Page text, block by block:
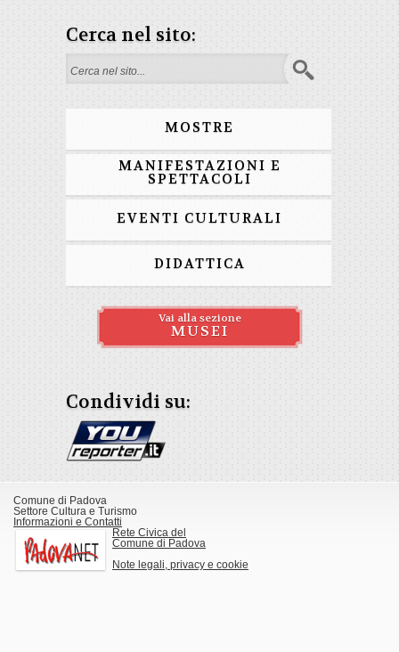
Cerca nel sito:
Form di ricerca
MOSTRE
MANIFESTAZIONI E
SPETTACOLI
EVENTI CULTURALI
DIDATTICA
Vai alla sezione
MUSEI
Condividi su:
Comune di Padova
Settore Cultura e Turismo
Informazioni e Contatti
Rete Civica del
Comune di Padova
Note legali, privacy e cookie